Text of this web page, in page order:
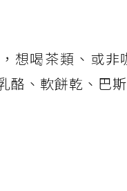
想喝茶類、或
酪、軟餅乾、巴斯